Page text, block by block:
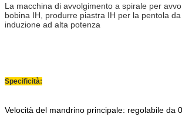
La macchina di avvolgimento a spirale per
bobina IH, produrre piastra IH per la pentola
induzione ad alta potenza
Specificità:
Velocità del mandrino principale: regolabile da